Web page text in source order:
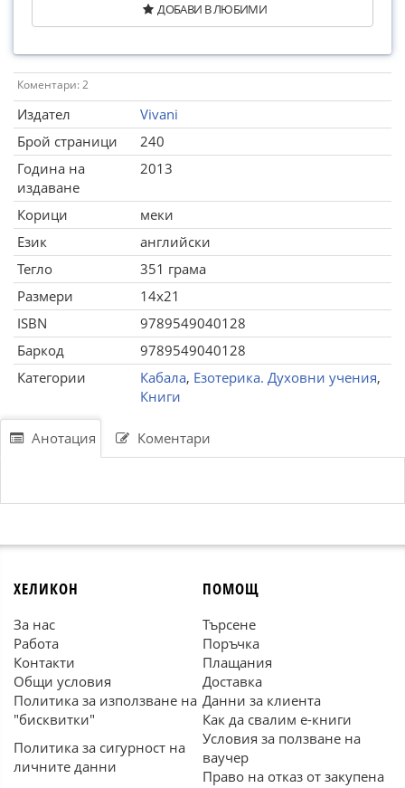
ДОБАВИ В ЛЮБИМИ
Коментари: 2
Издател
Vivani
Брой страници
240
Година на
издаване
2013
Корици
меки
Език
английски
Тегло
351 грама
Размери
14x21
ISBN
9789549040128
Баркод
9789549040128
Категории
Кабала, Езотерика. Духовни учения,
Книги
Анотация Коментари
ХЕЛИКОН
За нас
Работа
Контакти
Общи условия
Политика за използване на
"бисквитки"
Политика за сигурност на
личните данни
ПОМОЩ
Търсене
Поръчка
Плащания
Доставка
Данни за клиента
Как да свалим е-книги
Условия за ползване на
ваучер
Право на отказ от закупена